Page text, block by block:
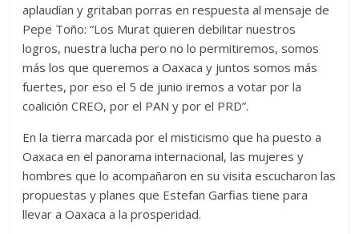
aplaudían y gritaban porras en respuesta al mensaje de
Pepe Toño: “Los Murat quieren debilitar nuestros
logros, nuestra lucha pero no lo permitiremos, somos
más los que queremos a Oaxaca y juntos somos más
fuertes, por eso el 5 de junio iremos a votar por la
coalición CREO, por el PAN y por el PRD”.
En la tierra marcada por el misticismo que ha puesto a
Oaxaca en el panorama internacional, las mujeres y
hombres que lo acompañaron en su visita escucharon las
propuestas y planes que Estefan Garfias tiene para
llevar a Oaxaca a la prosperidad.